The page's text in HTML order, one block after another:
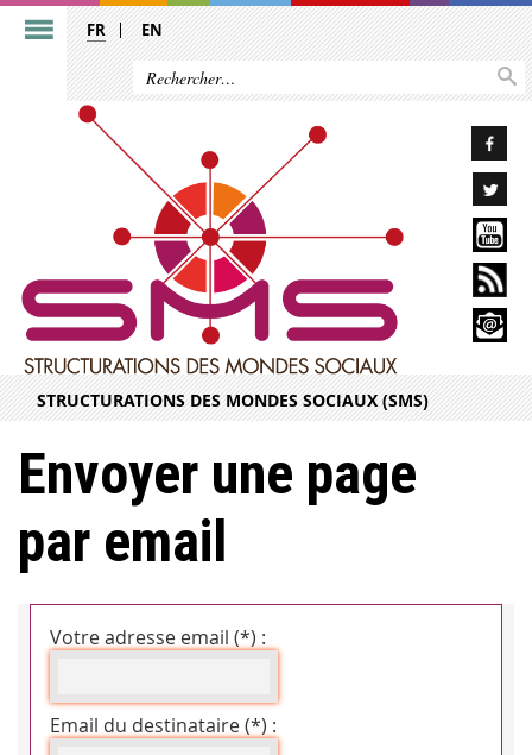
FR EN
STRUCTURATIONS DES MONDES SOCIAUX (SMS)
Envoyer une page
par email
Votre adresse email (*) :
Email du destinataire (*) :